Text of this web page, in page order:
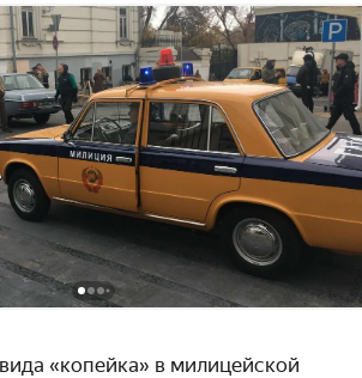
«копейка» в милицейской